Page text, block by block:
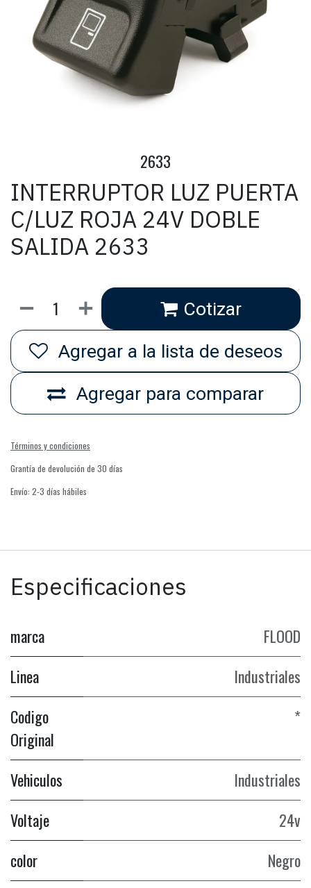
2633
INTERRUPTOR LUZ PUERTA
C/LUZ ROJA 24V DOBLE
SALIDA 2633
Cotizar
Agregar para comparar
Agregar a la lista de deseos
Términos y condiciones
Grantía de devolución de 30 días
Envío: 2-3 días hábiles
Especificaciones
marca
FLOOD
Linea
Industriales
Codigo
Original
*
Vehiculos
Industriales
Voltaje
24v
color
Negro